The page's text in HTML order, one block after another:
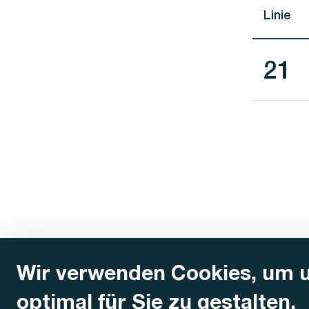
Wir verwenden Cookies, um
optimal für Sie zu gestalten.
Linie
Linie
21